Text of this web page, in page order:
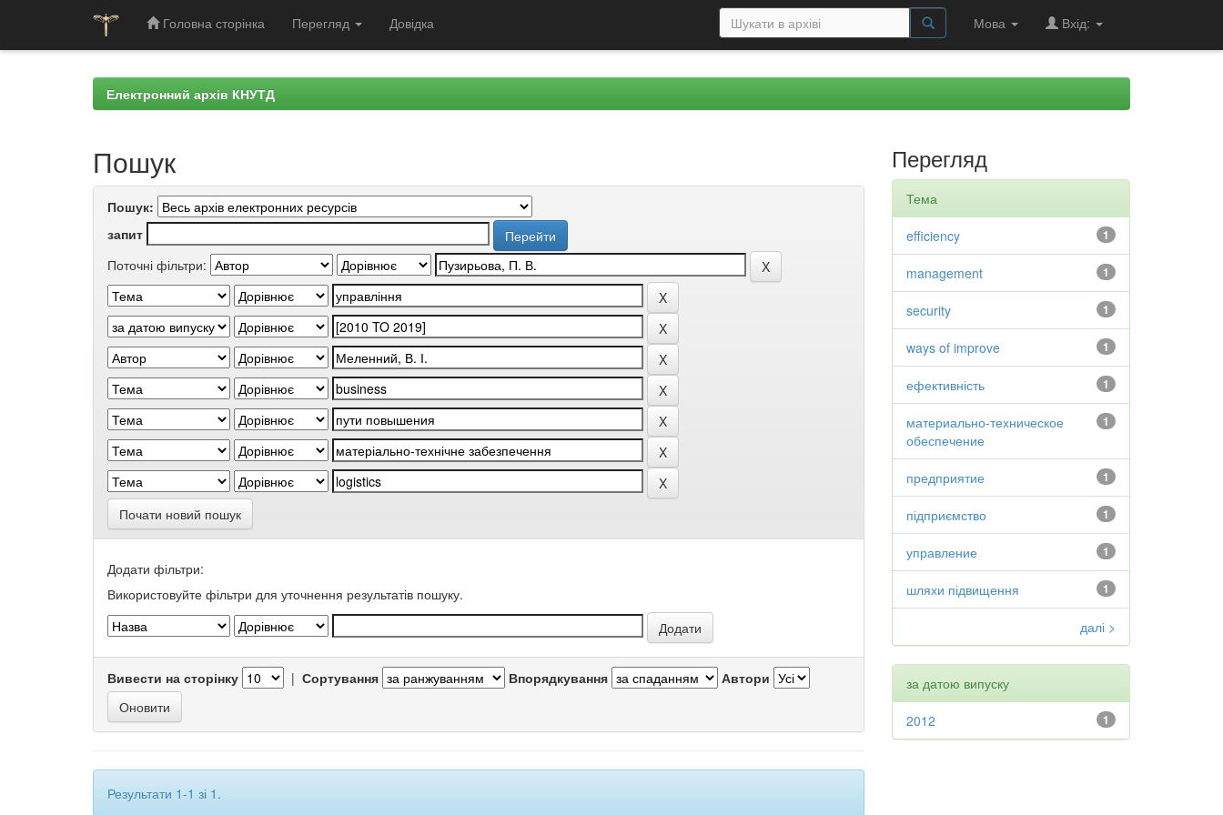
Головна сторінка Перегляд Довідка Мова Вхід:
Електронний архів КНУТД
Пошук
Пошук:
запит
Поточні фільтри:
Почати новий пошук
Додати фільтри:
Використовуйте фільтри для уточнення результатів пошуку.
Вивести на сторінку | Сортування Впорядкування Автори
Результати 1-1 зі 1.
Перегляд
Тема
1
efficiency
1
management
1
security
1
ways of improve
1
ефективність
1
материально-техническое
обеспечение
1
предприятие
1
підприємство
1
управление
1
шляхи підвищення
далі >
за датою випуску
1
2012